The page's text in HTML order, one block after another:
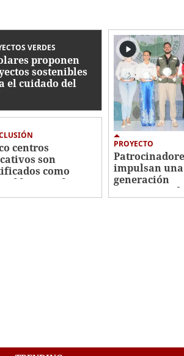
VERDES
proponen
sostenibles
el cuidado del
centros
son
como
con el
PROYECTO
impulsan una
generación